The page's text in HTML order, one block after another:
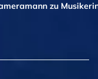
zu